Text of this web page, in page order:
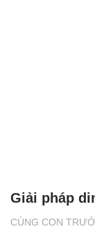
CÙNG CON
Giải pháp